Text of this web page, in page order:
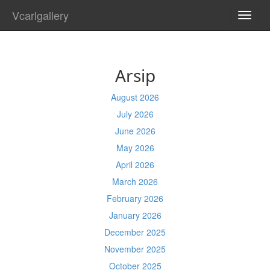
Vcarlgallery
Arsip
August 2026
July 2026
June 2026
May 2026
April 2026
March 2026
February 2026
January 2026
December 2025
November 2025
October 2025